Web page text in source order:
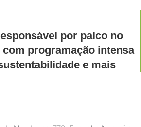
por palco no
programação intensa
e mais